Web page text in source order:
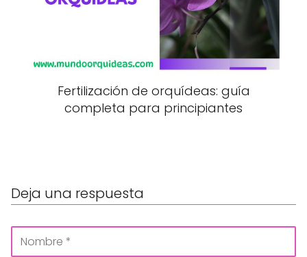
Fertilización de orquídeas: guía
completa para principiantes
Deja una respuesta